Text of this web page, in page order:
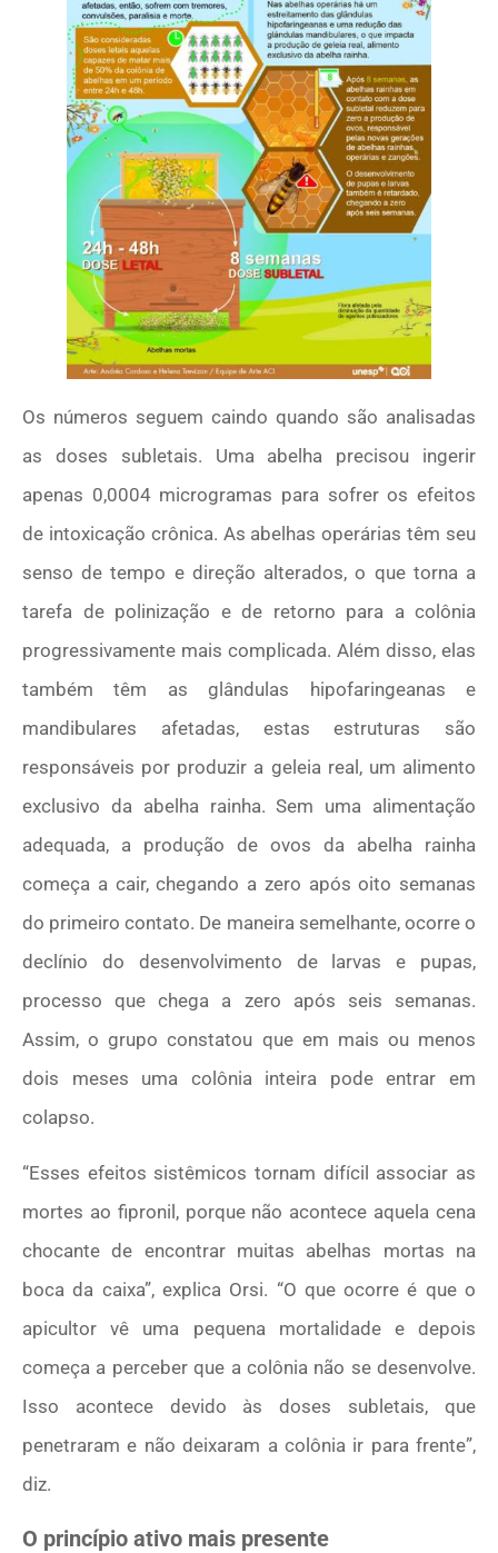
Os números seguem caindo quando são analisadas
as doses subletais. Uma abelha precisou ingerir
apenas 0,0004 microgramas para sofrer os efeitos
de intoxicação crônica. As abelhas operárias têm seu
senso de tempo e direção alterados, o que torna a
tarefa de polinização e de retorno para a colônia
progressivamente mais complicada. Além disso, elas
também têm as glândulas hipofaringeanas e
mandibulares afetadas, estas estruturas são
responsáveis por produzir a geleia real, um alimento
exclusivo da abelha rainha. Sem uma alimentação
adequada, a produção de ovos da abelha rainha
começa a cair, chegando a zero após oito semanas
do primeiro contato. De maneira semelhante, ocorre o
declínio do desenvolvimento de larvas e pupas,
processo que chega a zero após seis semanas.
Assim, o grupo constatou que em mais ou menos
dois meses uma colônia inteira pode entrar em
colapso.
“Esses efeitos sistêmicos tornam difícil associar as
mortes ao fipronil, porque não acontece aquela cena
chocante de encontrar muitas abelhas mortas na
boca da caixa”, explica Orsi. “O que ocorre é que o
apicultor vê uma pequena mortalidade e depois
começa a perceber que a colônia não se desenvolve.
Isso acontece devido às doses subletais, que
penetraram e não deixaram a colônia ir para frente”,
diz.
O princípio ativo mais presente